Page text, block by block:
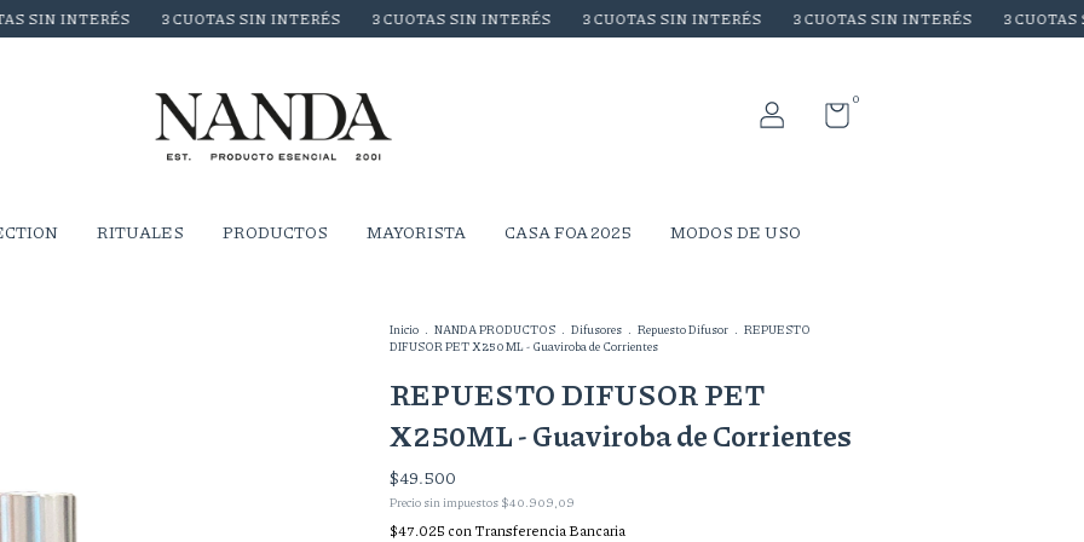
3 CUOTAS SIN INTERÉS 3 CUOTAS SIN INTERÉS 3 CUOTAS SIN INTERÉS 3 CUOTAS SIN INTERÉS 3 CUOTAS SIN
0
RITUALES PRODUCTOS MAYORISTA CASA FOA 2025 MODOS DE USO
Inicio . NANDA PRODUCTOS . Difusores . Repuesto Difusor . REPUESTO
DIFUSOR PET X250ML - Guaviroba de Corrientes
REPUESTO DIFUSOR PET
X250ML - Guaviroba de Corrientes
$49.500
Precio sin impuestos $40.909,09
$47.025 con Transferencia Bancaria